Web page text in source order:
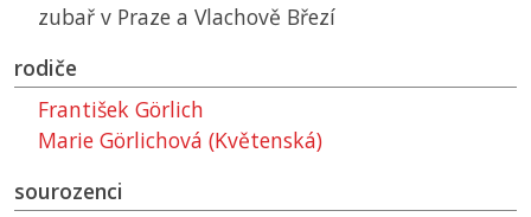
zubař v Praze a Vlachově Březí
rodiče
František Görlich
Marie Görlichová (Květenská)
sourozenci